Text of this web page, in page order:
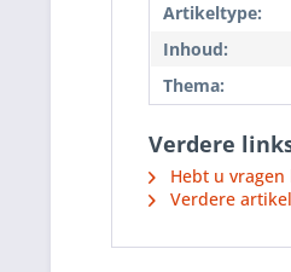
Artikeltype:
Inhoud:
Thema:
Verdere
Hebt u
Verdere